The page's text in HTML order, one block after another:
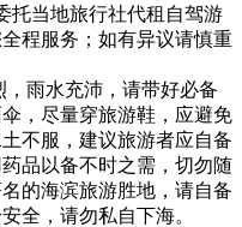
托当地旅行社代租自驾游
程服务；如有异议请慎重
，雨水充沛，请带好必备
，尽量穿旅游鞋，应避免
不服，建议旅游者应自备
品以备不时之需，切勿随
的海滨旅游胜地，请自备
全，请勿私自下海。